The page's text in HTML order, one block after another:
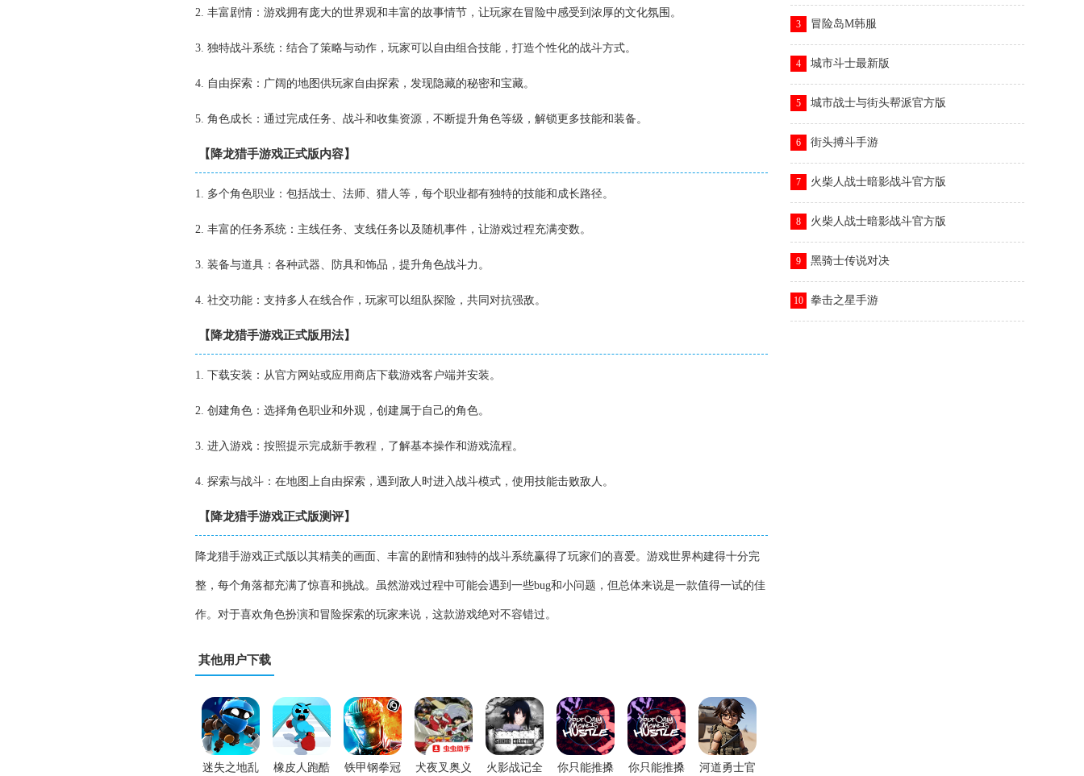
2. 丰富剧情：游戏拥有庞大的世界观和丰富的故事情节，让玩家在冒险中感受到浓厚的文化氛围。
3. 独特战斗系统：结合了策略与动作，玩家可以自由组合技能，打造个性化的战斗方式。
4. 自由探索：广阔的地图供玩家自由探索，发现隐藏的秘密和宝藏。
5. 角色成长：通过完成任务、战斗和收集资源，不断提升角色等级，解锁更多技能和装备。
【降龙猎手游戏正式版内容】
1. 多个角色职业：包括战士、法师、猎人等，每个职业都有独特的技能和成长路径。
2. 丰富的任务系统：主线任务、支线任务以及随机事件，让游戏过程充满变数。
3. 装备与道具：各种武器、防具和饰品，提升角色战斗力。
4. 社交功能：支持多人在线合作，玩家可以组队探险，共同对抗强敌。
【降龙猎手游戏正式版用法】
1. 下载安装：从官方网站或应用商店下载游戏客户端并安装。
2. 创建角色：选择角色职业和外观，创建属于自己的角色。
3. 进入游戏：按照提示完成新手教程，了解基本操作和游戏流程。
4. 探索与战斗：在地图上自由探索，遇到敌人时进入战斗模式，使用技能击败敌人。
【降龙猎手游戏正式版测评】
降龙猎手游戏正式版以其精美的画面、丰富的剧情和独特的战斗系统赢得了玩家们的喜爱。游戏世界构建得十分完
整，每个角落都充满了惊喜和挑战。虽然游戏过程中可能会遇到一些bug和小问题，但总体来说是一款值得一试的佳
作。对于喜欢角色扮演和冒险探索的玩家来说，这款游戏绝对不容错过。
其他用户下载
迷失之地乱 橡皮人跑酷 铁甲钢拳冠 犬夜叉奥义 火影战记全 你只能推搡 你只能推搡 河道勇士官
3 冒险岛M韩服
4 城市斗士最新版
5 城市战士与街头帮派官方版
6 街头搏斗手游
7 火柴人战士暗影战斗官方版
8 火柴人战士暗影战斗官方版
9 黑骑士传说对决
10 拳击之星手游